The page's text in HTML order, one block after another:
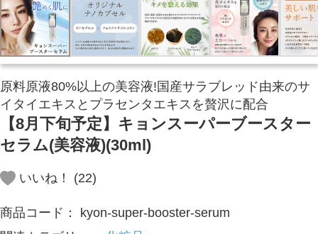
原料原液80%以上の美容液!国産サラブレッド由来のサ
イタイエキスとプラセンタエキスを贅沢に配合
【8月下旬予定】キョンスーパーブースター
セラム(美容液)(30ml)
いいね！ (22)
商品コード：
kyon-super-booster-serum